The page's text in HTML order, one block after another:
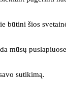
būtini šios
mūsų
sutikimą.